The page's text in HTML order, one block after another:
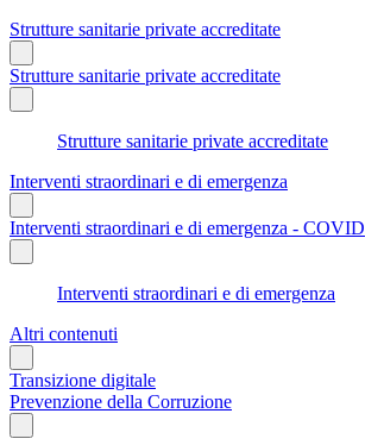
Strutture sanitarie private accreditate
Strutture sanitarie private accreditate
Strutture sanitarie private accreditate
Interventi straordinari e di emergenza
Interventi straordinari e di emergenza - COVID
Interventi straordinari e di emergenza
Altri contenuti
Transizione digitale
Prevenzione della Corruzione